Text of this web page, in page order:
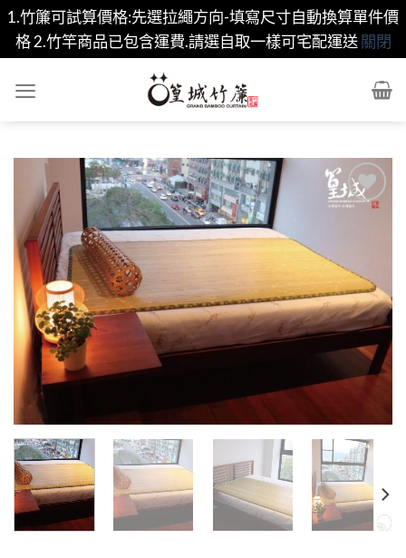
1.竹簾可試算價格:先選拉繩方向-填寫尺寸自動換算單件價
格 2.竹竿商品已包含運費.請選自取一樣可宅配運送 關閉
content
wishlist